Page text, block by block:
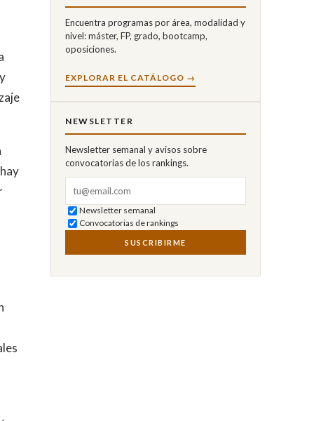
Encuentra programas por área, modalidad y
nivel: máster, FP, grado, bootcamp,
oposiciones.
EXPLORAR EL CATÁLOGO →
NEWSLETTER
Newsletter semanal y avisos sobre
convocatorias de los rankings.
Newsletter semanal
Convocatorias de rankings
SUSCRIBIRME